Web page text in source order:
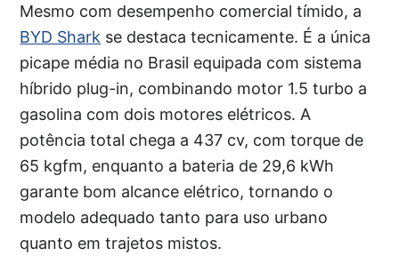
Mesmo com desempenho comercial tímido, a
BYD Shark se destaca tecnicamente. É a única
picape média no Brasil equipada com sistema
híbrido plug-in, combinando motor 1.5 turbo a
gasolina com dois motores elétricos. A
potência total chega a 437 cv, com torque de
65 kgfm, enquanto a bateria de 29,6 kWh
garante bom alcance elétrico, tornando o
modelo adequado tanto para uso urbano
quanto em trajetos mistos.